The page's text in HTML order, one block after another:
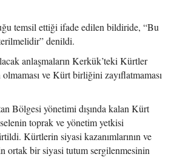
temsil ettiği ifade edilen bildiride, “Bu
denildi.
anlaşmaların Kerkük’teki Kürtler
olmaması ve Kürt birliğini zayıflatmaması
Bölgesi yönetimi dışında kalan Kürt
toprak ve yönetim yetkisi
Kürtlerin siyasi kazanımlarının ve
ortak bir siyasi tutum sergilenmesinin